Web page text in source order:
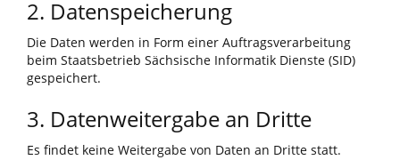
2. Datenspeicherung
Die Daten werden in Form einer Auftragsverarbeitung
beim Staatsbetrieb Sächsische Informatik Dienste (SID)
gespeichert.
3. Datenweitergabe an Dritte
Es findet keine Weitergabe von Daten an Dritte statt.